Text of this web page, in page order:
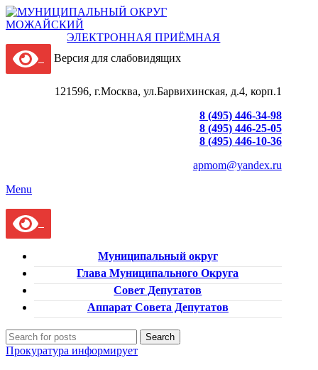
ЭЛЕКТРОННАЯ ПРИЁМНАЯ
Версия для слабовидящих
121596, г.Москва, ул.Барвихинская, д.4, корп.1
8 (495) 446-34-98
8 (495) 446-25-05
8 (495) 446-10-36
apmom@yandex.ru
Menu
Муниципальный округ
Глава Муниципального Округа
Совет Депутатов
Аппарат Совета Депутатов
Search
Прокуратура информирует